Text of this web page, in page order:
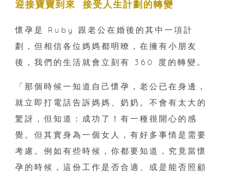
迎接寶寶到來 接受人生計劃的轉變
懷孕是 Ruby 跟老公在婚後的其中一項計
劃，但相信各位媽媽都明暸，在擁有小朋友
後，我們的生活就會立刻有 360 度的轉變。
「那個時候一知道自己懷孕，老公已在身邊，
就立即打電話告訴媽媽、奶奶。不會有太大的
驚訝，但知道：成功了！有一種很開心的感
覺。但其實身為一個女人，有好多事情是需要
考慮。例如有些時候，你都要知道，究竟當懷
孕的時候，這份工作是否合適、或是能否照顧